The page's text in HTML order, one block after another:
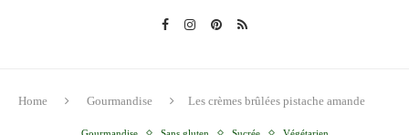
Home Gourmandise Les crèmes brûlées pistache amande
Gourmandise Sans gluten Sucrée Végétarien